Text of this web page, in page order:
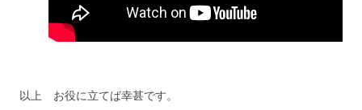
以上 お役に立てば幸甚です。